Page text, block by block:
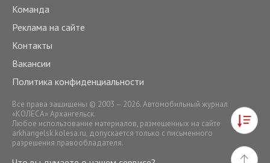
Команда
Реклама на сайте
Контакты
Вакансии
Политика конфиденциальности
Все права защищены © 2003 – 2026. Автомобильный журнал
«КОЛЕСА» Архангельск.
Любое использование материалов, размещенных на сайте
arkhangelsk.kolesa.ru, допускается только с письменного
разрешения правообладателя.